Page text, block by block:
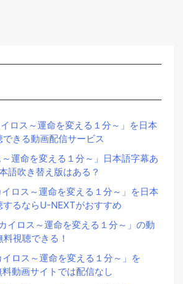
ロス～運命を変える１分～」を日本
きる動画配信サービス
～運命を変える１分～」日本語字幕あ
語吹き替え版はある？
ロス～運命を変える１分～」を日本
るならU-NEXTがおすすめ
イロス～運命を変える１分～」の動
視聴できる！
ロス～運命を変える１分～」を
動画サイトでは配信なし